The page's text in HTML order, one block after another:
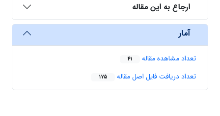
ارجاع به این مقاله
آمار
تعداد مشاهده مقاله 41
تعداد دریافت فایل اصل مقاله 175